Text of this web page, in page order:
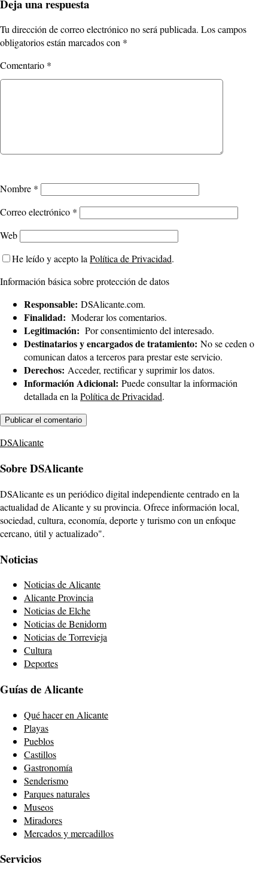
Deja una respuesta
Tu dirección de correo electrónico no será publicada. Los campos
obligatorios están marcados con *
Comentario *
Nombre *
Correo electrónico *
Web
He leído y acepto laPolítica de Privacidad.
Información básica sobre protección de datos
Responsable: DSAlicante.com.
Finalidad: Moderar los comentarios.
Legitimación: Por consentimiento del interesado.
Destinatarios y encargados de tratamiento: No se ceden o
comunican datos a terceros para prestar este servicio.
Derechos: Acceder, rectificar y suprimir los datos.
Información Adicional: Puede consultar la información
detallada en laPolítica de Privacidad.
DSAlicante
Sobre DSAlicante
DSAlicante es un periódico digital independiente centrado en la
actualidad de Alicante y su provincia. Ofrece información local,
sociedad, cultura, economía, deporte y turismo con un enfoque
cercano, útil y actualizado".
Noticias
Noticias de Alicante
Alicante Provincia
Noticias de Elche
Noticias de Benidorm
Noticias de Torrevieja
Cultura
Deportes
Guías de Alicante
Qué hacer en Alicante
Playas
Pueblos
Castillos
Gastronomía
Senderismo
Parques naturales
Museos
Miradores
Mercados y mercadillos
Servicios